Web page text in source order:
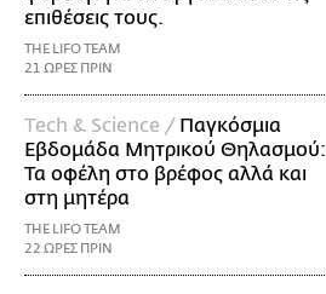
επιθέσεις τους.
THE LIFO TEAM
21 ΩΡΕΣ ΠΡΙΝ
Τech & Science / Παγκόσμια
Εβδομάδα Μητρικού Θηλασμού:
Τα οφέλη στο βρέφος αλλά και
στη μητέρα
THE LIFO TEAM
22 ΩΡΕΣ ΠΡΙΝ